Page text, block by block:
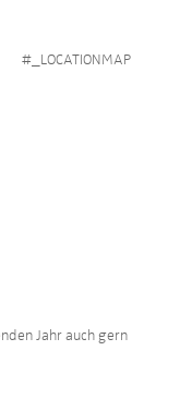
#_LOCATIONMAP
Jahr auch gern